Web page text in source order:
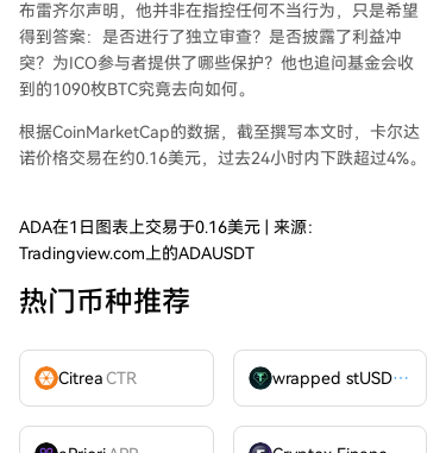
布雷齐尔声明，他并非在指控任何不当行为，只是希望
得到答案：是否进行了独立审查？是否披露了利益冲
突？为ICO参与者提供了哪些保护？他也追问基金会收
到的1090枚BTC究竟去向如何。
根据CoinMarketCap的数据，截至撰写本文时，卡尔达
诺价格交易在约0.16美元，过去24小时内下跌超过4%。
ADA在1日图表上交易于0.16美元 | 来源：
Tradingview.com上的ADAUSDT
热门币种推荐
CitreaCTR wrapped stUSDT